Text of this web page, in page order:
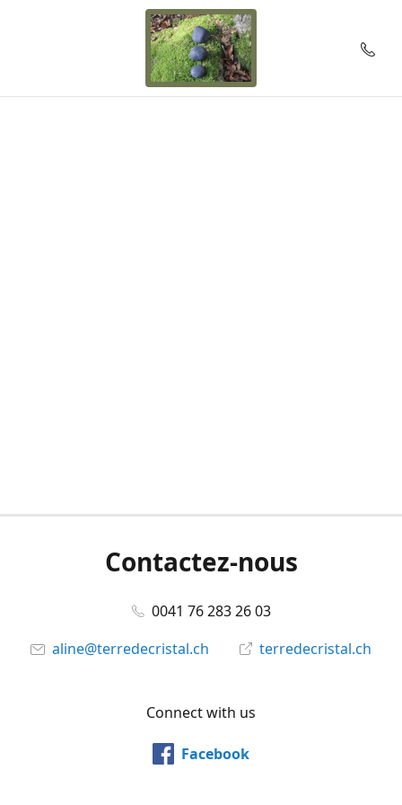
Contactez-nous
0041 76 283 26 03
aline@terredecristal.ch
terredecristal.ch
Connect with us
Facebook